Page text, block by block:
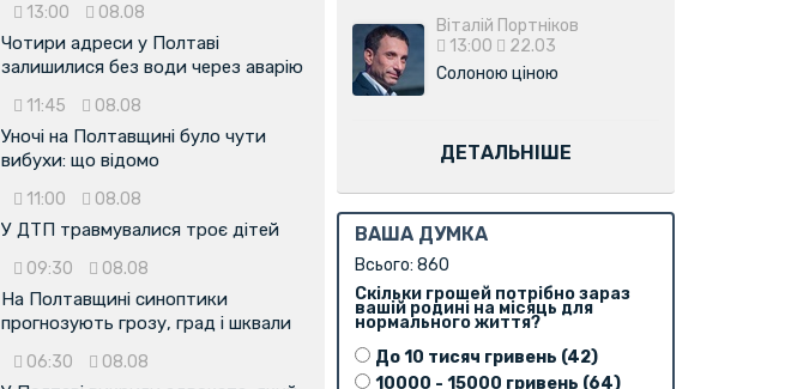
13:00 08.08
Чотири адреси у Полтаві
залишилися без води через аварію
11:45 08.08
Уночі на Полтавщині було чути
вибухи: що відомо
11:00 08.08
У ДТП травмувалися троє дітей
09:30 08.08
На Полтавщині синоптики
прогнозують грозу, град і шквали
06:30 08.08
Віталій Портніков
13:00
22.03
Солоною ціною
ДЕТАЛЬНІШЕ
ВАША ДУМКА
Всього: 860
Скільки грошей потрібно зараз
вашій родині на місяць для
нормального життя?
До 10 тисяч гривень (42)
10000 - 15000 гривень (64)